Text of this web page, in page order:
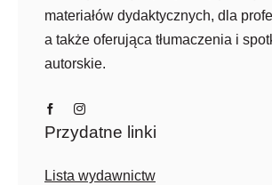
materiałów dydaktycznych, dla
a także oferująca tłumaczenia i
autorskie.
Przydatne linki
Lista wydawnictw